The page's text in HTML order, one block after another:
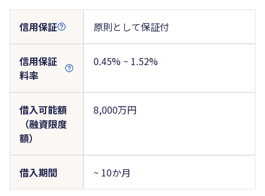
信用保証 原則として保証付
信用保証
料率
0.45% ~ 1.52%
借入可能額
（融資限度
額）
8,000万円
借入期間 ~ 10か月